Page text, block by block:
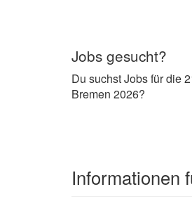
Jobs gesucht?
Du suchst Jobs für die
Bremen 2026?
Informationen